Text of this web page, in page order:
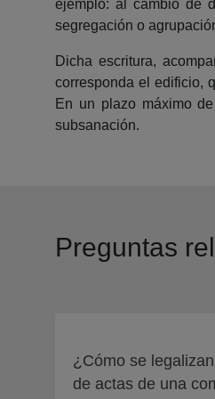
ejemplo: al cambio de
segregación o
Dicha escritura,
corresponda el edificio,
En un plazo máximo
subsanación.
Preguntas
¿Cómo se
de actas de una